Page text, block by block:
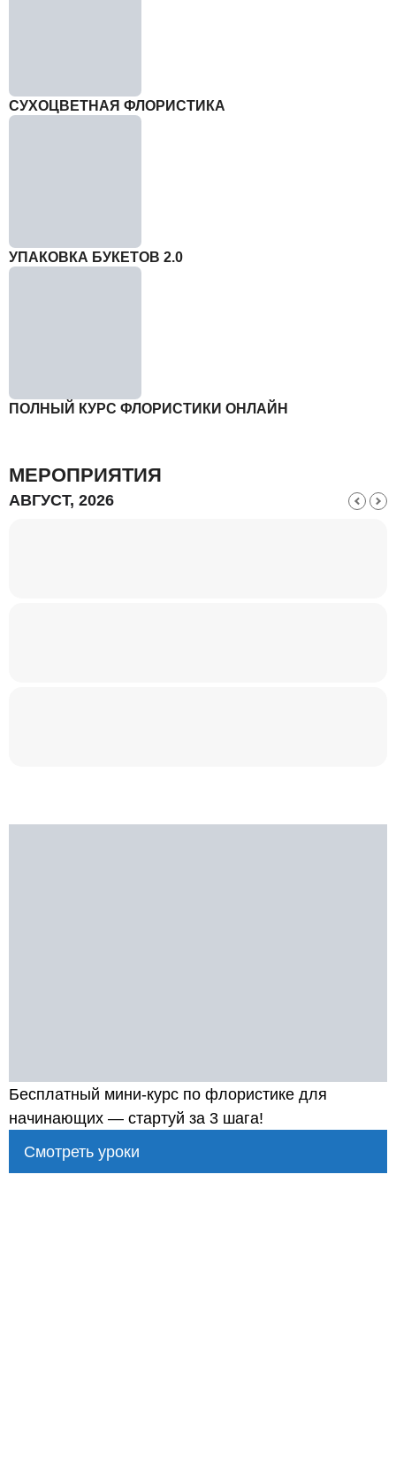
СУХОЦВЕТНАЯ ФЛОРИСТИКА
УПАКОВКА БУКЕТОВ 2.0
ПОЛНЫЙ КУРС ФЛОРИСТИКИ ОНЛАЙН
МЕРОПРИЯТИЯ
АВГУСТ, 2026
Бесплатный мини-курс по флористике для
начинающих — стартуй за 3 шага!
Смотреть уроки